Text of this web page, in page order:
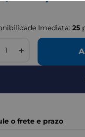
MERAMENTEImediata:25
＋